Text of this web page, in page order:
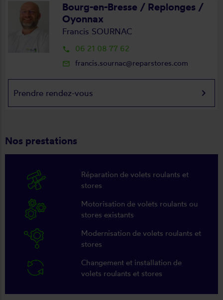
Bourg-en-Bresse / Replonges /
Oyonnax
Francis SOURNAC
local_phone 06 21 08 77 62
mail_outline francis.sournac@reparstores.com
Prendre rendez-vous keyboard_arrow_right
Nos prestations
Réparation de volets roulants et
stores
Motorisation de volets roulants ou
stores existants
Modernisation de volets roulants et
stores
Changement et installation de
volets roulants et stores